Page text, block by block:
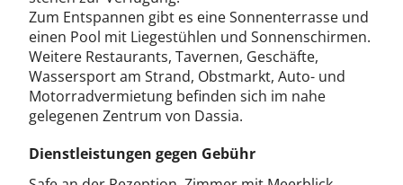
Zum Entspannen gibt es eine Sonnenterrasse und
einen Pool mit Liegestühlen und Sonnenschirmen.
Weitere Restaurants, Tavernen, Geschäfte,
Wassersport am Strand, Obstmarkt, Auto- und
Motorradvermietung befinden sich im nahe
gelegenen Zentrum von Dassia.
Dienstleistungen gegen Gebühr